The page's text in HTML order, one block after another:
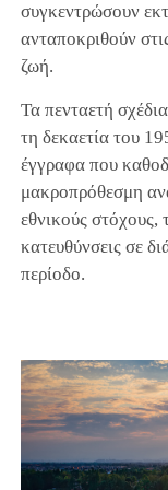
συγκεντρώσουν
ανταποκριθούν
ζωή.
Τα πενταετή
τη δεκαετία του
έγγραφα που
μακροπρόθεσμη
εθνικούς στόχους,
κατευθύνσεις σε
περίοδο.